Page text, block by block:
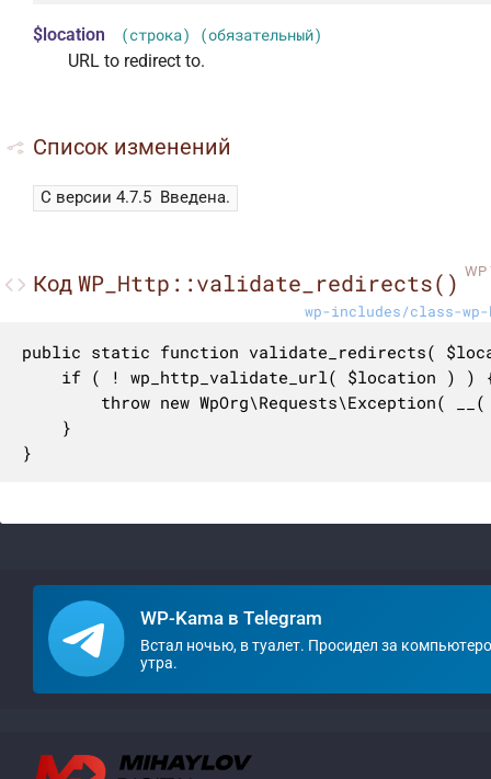
$location (строка) (обязательный)
URL to redirect to.
Список изменений
С версии 4.7.5 Введена.
Код WP_Http::validate_redirects() WP
wp-includes/class-
public static function validate_redirects(
}
WP-Kama в Telegram
Встал ночью, в туалет. Просидел за
утра.